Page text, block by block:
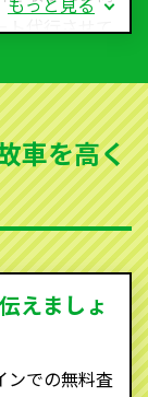
ト代行させて
なくなってし
きない車でも
ネットワーク
をもっている
から高価買取
できるので
車を高く
えましょ
ンでの無料査